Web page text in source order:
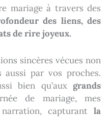
mariage à travers des
des liens, des
de rire joyeux.
sincères vécues non
aussi par vos proches.
bien qu’aux grands
de mariage, mes
capturant la